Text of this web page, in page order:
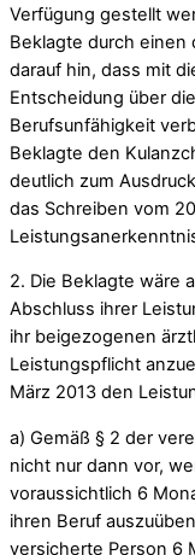
Verfügung gestellt
Beklagte durch
darauf hin, dass mit
Entscheidung über
Berufsunfähigkeit
Beklagte den
deutlich zum
das Schreiben vom
2. Die Beklagte wäre
Abschluss ihrer
ihr beigezogenen
Leistungspflicht
März 2013 den
a) Gemäß § 2 der
nicht nur dann vor,
voraussichtlich 6
ihren Beruf
versicherte Person 6